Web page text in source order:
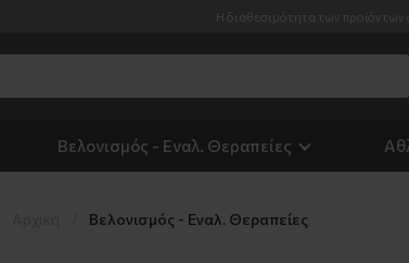
όπως φαίνεται στις καρτέλες τους είναι πραγματική και
Βελονισμός - Εναλ. Θεραπείες
Βελονισμός - Εναλ. Θεραπείες